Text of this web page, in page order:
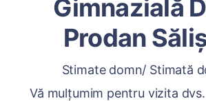
Gimnazială
Prodan
Stimate domn/ Stimată
Vă mulțumim pentru vizita